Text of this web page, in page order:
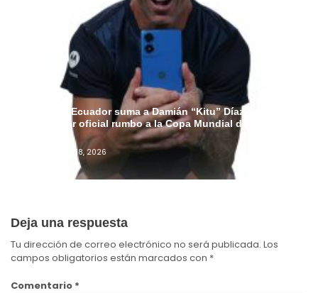
Motorola Ecuador suma a Damián “Kitu” Díaz como
embajador oficial rumbo a la Copa Mundial de la FIFA
Junio 18, 2026
Deja una respuesta
Tu dirección de correo electrónico no será publicada. Los
campos obligatorios están marcados con *
Comentario *